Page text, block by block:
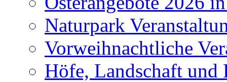
Naturpark
Vorweihnachtliche
Höfe, Landschaft und